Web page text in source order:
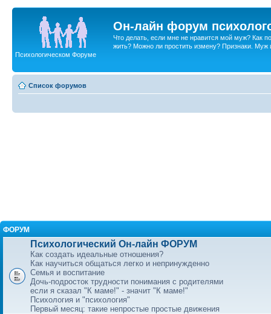
Он-лайн форум
Что делать, если мне не нравится мой муж? Как
жить? Можно ли простить измену? Признаки. Муж
Психологическом Форуме
Список форумов
ФОРУМ
Психологический Он-лайн ФОРУМ
Как создать идеальные отношения?
Как научиться общаться легко и непринужденно
Семья и воспитание
Дочь-подросток трудности понимания с родителями
если я сказал "К маме!" - значит "К маме!"
Психология и "психология"
Первый месяц: такие непростые простые движения